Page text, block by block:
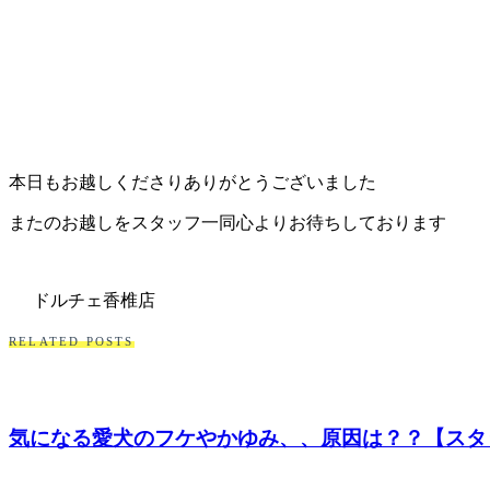
本日もお越しくださりありがとうございました
またのお越しをスタッフ一同心よりお待ちしております
ドルチェ香椎店
RELATED POSTS
気になる愛犬のフケやかゆみ、、原因は？？【スタ